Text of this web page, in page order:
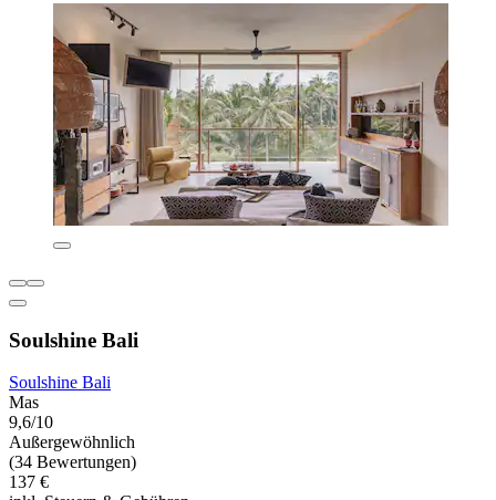
Soulshine Bali
Soulshine Bali
Mas
9,6/10
Außergewöhnlich
(34 Bewertungen)
137 €